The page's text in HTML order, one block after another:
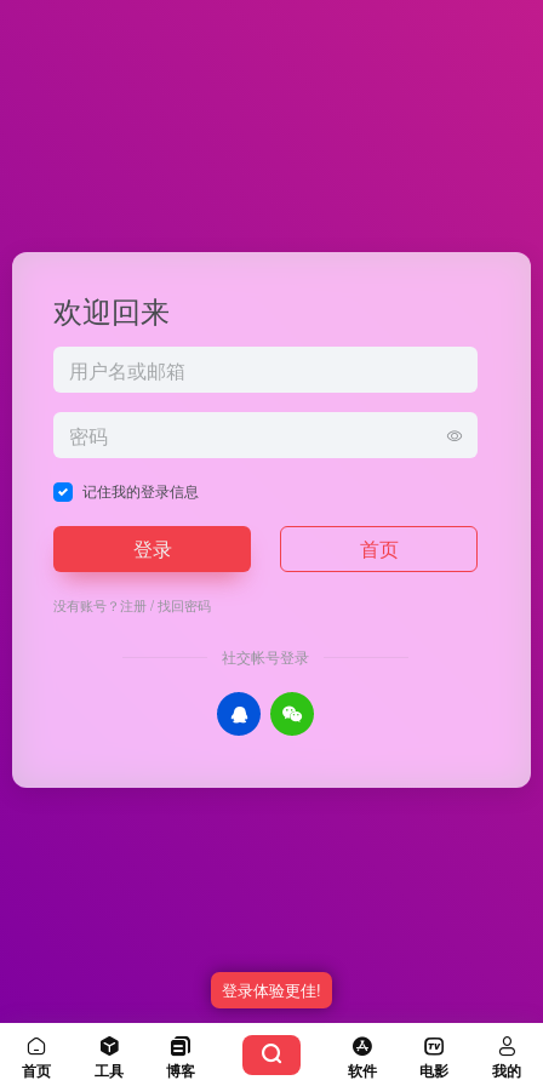
欢迎回来
记住我的登录信息
登录 首页
没有账号？注册/找回密码
社交帐号登录
Copyright © 2026 优渥导航 冀ICP备20003336号-5由 OneNav强力驱动
首页 工具 博客 软件 电影 我的
登录体验更佳!